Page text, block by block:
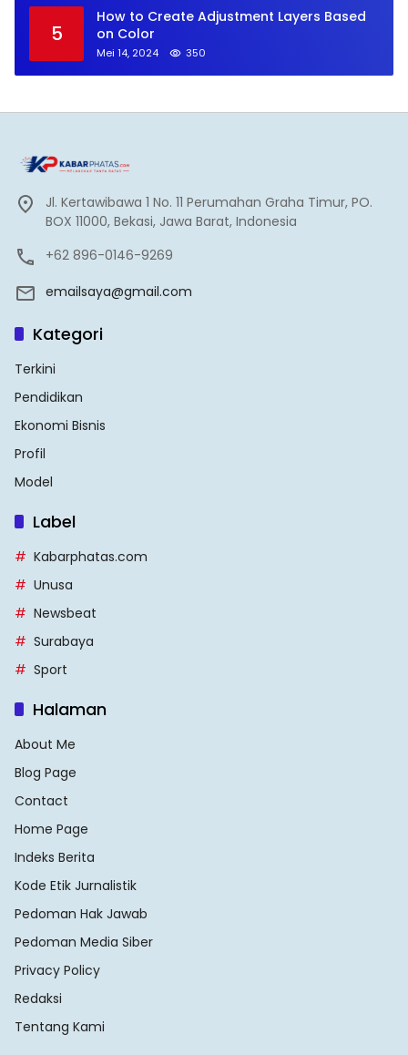
5
How to Create Adjustment Layers Based
on Color
Mei 14, 2024 350
Jl. Kertawibawa 1 No. 11 Perumahan Graha Timur, PO.
BOX 11000, Bekasi, Jawa Barat, Indonesia
+62 896-0146-9269
emailsaya@gmail.com
Kategori
Terkini
Pendidikan
Ekonomi Bisnis
Profil
Model
Label
Kabarphatas.com
Unusa
Newsbeat
Surabaya
Sport
Halaman
About Me
Blog Page
Contact
Home Page
Indeks Berita
Kode Etik Jurnalistik
Pedoman Hak Jawab
Pedoman Media Siber
Privacy Policy
Redaksi
Tentang Kami